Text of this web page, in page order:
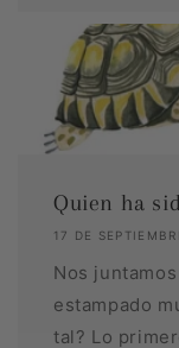
Quien ha
17 DE
Nos
estampado
tal? Lo